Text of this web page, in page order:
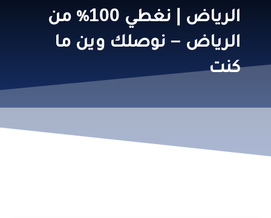
الرياض | نغطي 100٪ من
الرياض – نوصلك وين ما
كنت